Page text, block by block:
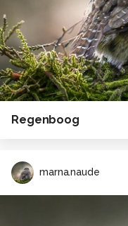
Regenboog
marna.naude